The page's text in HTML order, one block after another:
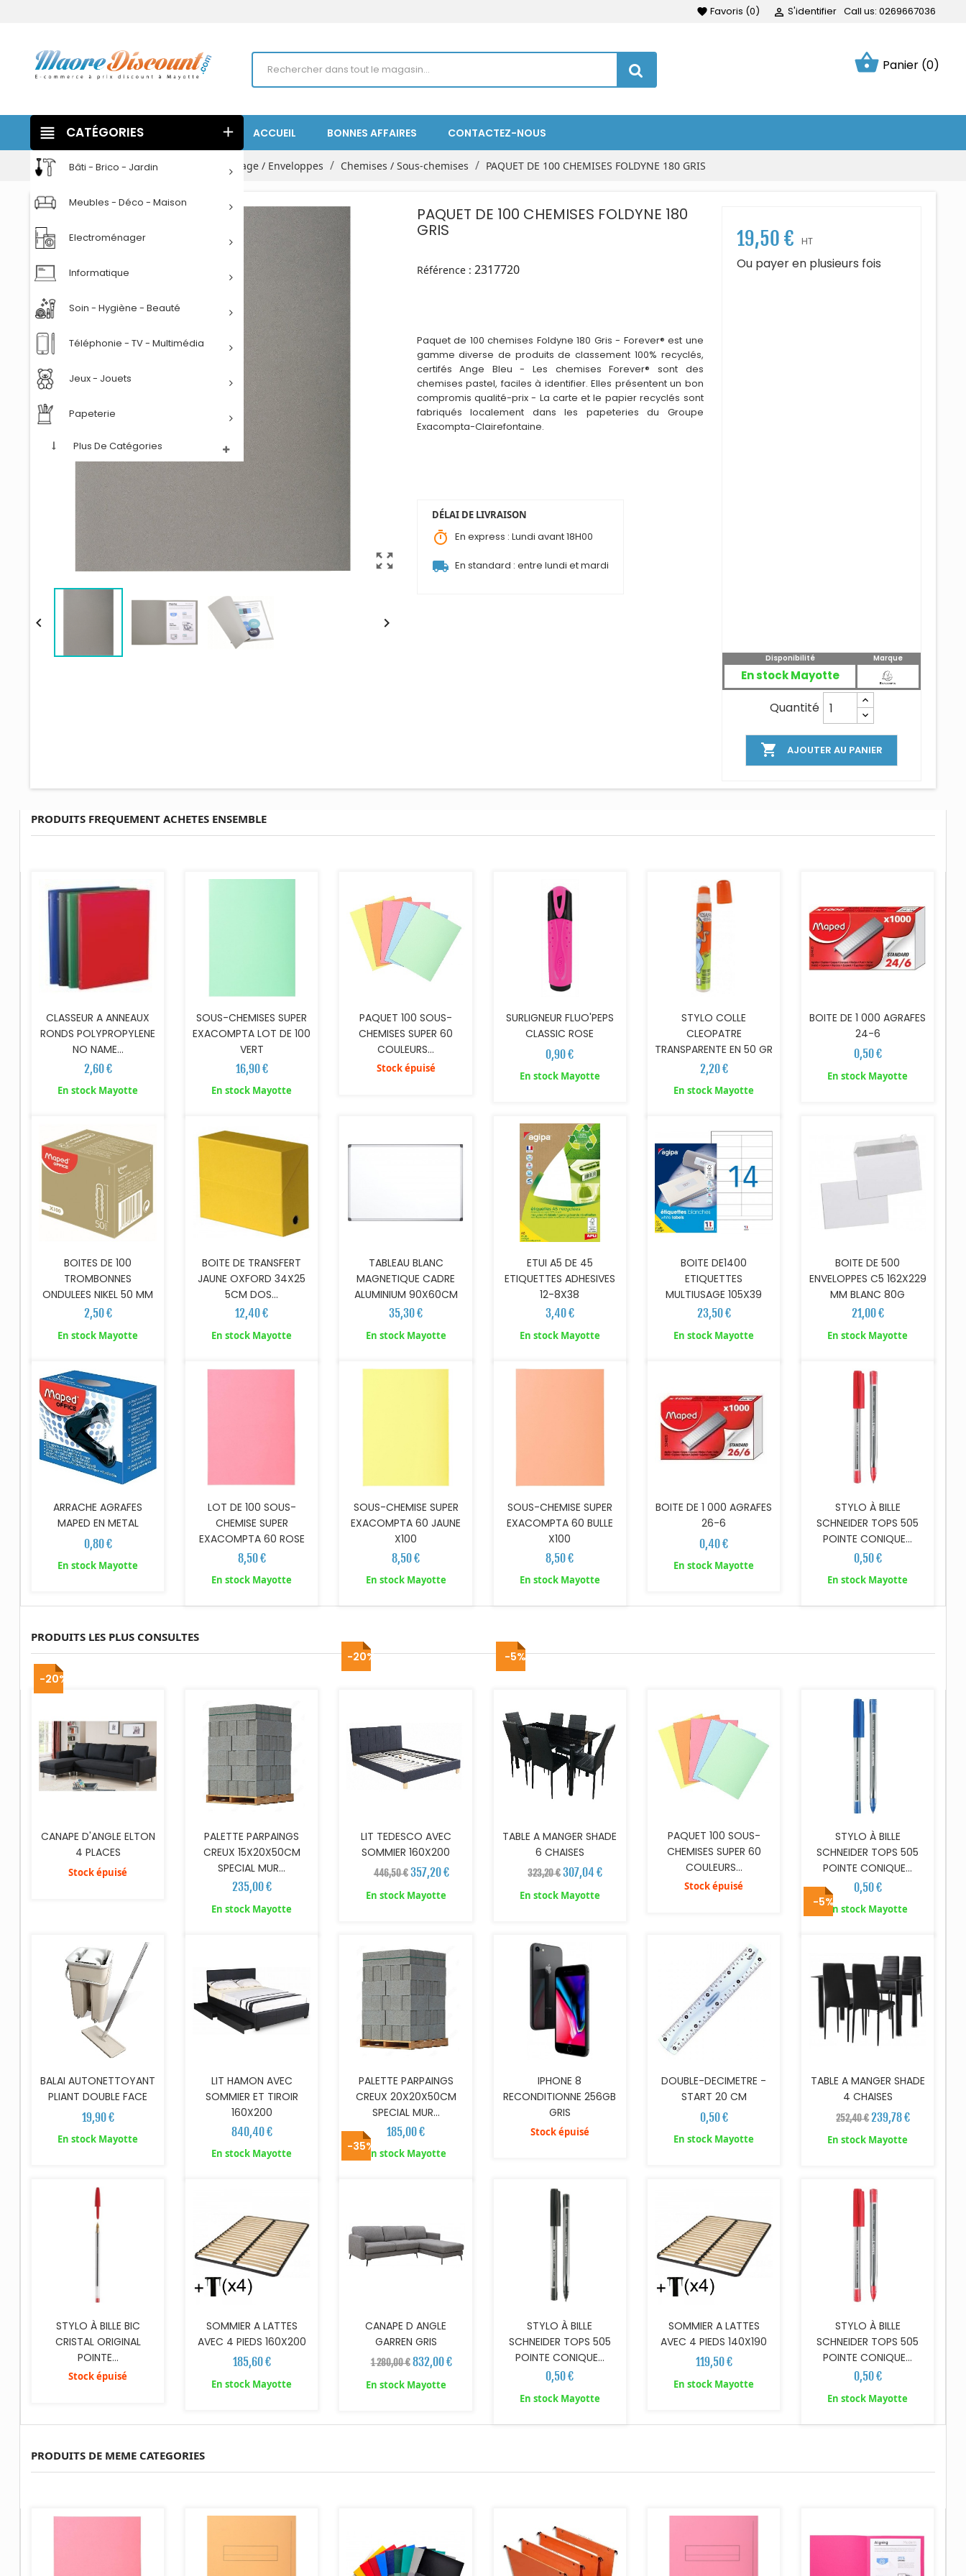
favorite Favoris (0)  S'identifier Call us: 0269667036
shopping_basket Panier (0)
ACCUEIL BONNES AFFAIRES CONTACTEZ-NOUS
view_headline CATÉGORIES add
Bâti - Brico - Jardin
Meubles - Déco - Maison
Electroménager
Informatique
Soin - Hygiène - Beauté
Téléphonie - TV - Multimédia
Jeux - Jouets
Papeterie
Plus De Catégories
Accueil Papeterie Classement / Archivage / Enveloppes Chemises / Sous-chemises PAQUET DE 100 CHEMISES FOLDYNE 180 GRIS
zoom_out_map
 
PAQUET DE 100 CHEMISES FOLDYNE 180
GRIS
Référence : 2317720
Paquet de 100 chemises Foldyne 180 Gris - Forever® est une
gamme diverse de produits de classement 100% recyclés,
certifés Ange Bleu - Les chemises Forever® sont des
chemises pastel, faciles à identifier. Elles présentent un bon
compromis qualité-prix - La carte et le papier recyclés sont
fabriqués localement dans les papeteries du Groupe
Exacompta-Clairefontaine.
DÉLAI DE LIVRAISON
timer En express : Lundi avant 18H00
local_shipping En standard : entre lundi et mardi
19,50 € HT
Ou payer en plusieurs fois
Disponibilité
En stock Mayotte
Marque
Quantité
 AJOUTER AU PANIER
PRODUITS FREQUEMENT ACHETES ENSEMBLE
CLASSEUR A ANNEAUX
RONDS POLYPROPYLENE
NO NAME...
2,60 €
En stock Mayotte
SOUS-CHEMISES SUPER
EXACOMPTA LOT DE 100
VERT
16,90 €
En stock Mayotte
PAQUET 100 SOUS-
CHEMISES SUPER 60
COULEURS...
Stock épuisé
SURLIGNEUR FLUO'PEPS
CLASSIC ROSE
0,90 €
En stock Mayotte
STYLO COLLE
CLEOPATRE
TRANSPARENTE EN 50 GR
2,20 €
En stock Mayotte
BOITE DE 1 000 AGRAFES
24-6
0,50 €
En stock Mayotte
AJOUTER AU PANIER
BOITES DE 100
TROMBONNES
ONDULEES NIKEL 50 MM
2,50 €
En stock Mayotte
AJOUTER AU PANIER
BOITE DE TRANSFERT
JAUNE OXFORD 34X25
5CM DOS...
12,40 €
En stock Mayotte
TABLEAU BLANC
MAGNETIQUE CADRE
ALUMINIUM 90X60CM
35,30 €
En stock Mayotte
AJOUTER AU PANIER
ETUI A5 DE 45
ETIQUETTES ADHESIVES
12-8X38
3,40 €
En stock Mayotte
AJOUTER AU PANIER
BOITE DE1400
ETIQUETTES
MULTIUSAGE 105X39
23,50 €
En stock Mayotte
AJOUTER AU PANIER
BOITE DE 500
ENVELOPPES C5 162X229
MM BLANC 80G
21,00 €
En stock Mayotte
AJOUTER AU PANIER
ARRACHE AGRAFES
MAPED EN METAL
0,80 €
En stock Mayotte
AJOUTER AU PANIER
LOT DE 100 SOUS-
CHEMISE SUPER
EXACOMPTA 60 ROSE
8,50 €
En stock Mayotte
AJOUTER AU PANIER
SOUS-CHEMISE SUPER
EXACOMPTA 60 JAUNE
X100
8,50 €
En stock Mayotte
AJOUTER AU PANIER
SOUS-CHEMISE SUPER
EXACOMPTA 60 BULLE
X100
8,50 €
En stock Mayotte
AJOUTER AU PANIER
BOITE DE 1 000 AGRAFES
26-6
0,40 €
En stock Mayotte
AJOUTER AU PANIER
STYLO À BILLE
SCHNEIDER TOPS 505
POINTE CONIQUE...
0,50 €
En stock Mayotte
PRODUITS LES PLUS CONSULTES
-20%
CANAPE D'ANGLE ELTON
4 PLACES
Stock épuisé
PALETTE PARPAINGS
CREUX 15X20X50CM
SPECIAL MUR...
235,00 €
En stock Mayotte
-20%
LIT TEDESCO AVEC
SOMMIER 160X200
446,50 € 357,20 €
En stock Mayotte
-5%
TABLE A MANGER SHADE
6 CHAISES
323,20 €307,04 €
En stock Mayotte
PAQUET 100 SOUS-
CHEMISES SUPER 60
COULEURS...
Stock épuisé
STYLO À BILLE
SCHNEIDER TOPS 505
POINTE CONIQUE...
0,50 €
En stock Mayotte
BALAI AUTONETTOYANT
PLIANT DOUBLE FACE
19,90 €
En stock Mayotte
AJOUTER AU PANIER
LIT HAMON AVEC
SOMMIER ET TIROIR
160X200
840,40 €
En stock Mayotte
AJOUTER AU PANIER
PALETTE PARPAINGS
CREUX 20X20X50CM
SPECIAL MUR...
185,00 €
En stock Mayotte
IPHONE 8
RECONDITIONNE 256GB
GRIS
Stock épuisé
DOUBLE-DECIMETRE -
START 20 CM
0,50 €
En stock Mayotte
-5% AJOUTER AU PANIER
TABLE A MANGER SHADE
4 CHAISES
252,40 €239,78 €
En stock Mayotte
STYLO À BILLE BIC
CRISTAL ORIGINAL
POINTE...
Stock épuisé
AJOUTER AU PANIER
SOMMIER A LATTES
AVEC 4 PIEDS 160X200
185,60 €
En stock Mayotte
-35% AJOUTER AU PANIER
CANAPE D ANGLE
GARREN GRIS
1 280,00 € 832,00 €
En stock Mayotte
STYLO À BILLE
SCHNEIDER TOPS 505
POINTE CONIQUE...
0,50 €
En stock Mayotte
AJOUTER AU PANIER
SOMMIER A LATTES
AVEC 4 PIEDS 140X190
119,50 €
En stock Mayotte
AJOUTER AU PANIER
STYLO À BILLE
SCHNEIDER TOPS 505
POINTE CONIQUE...
0,50 €
En stock Mayotte
PRODUITS DE MEME CATEGORIES